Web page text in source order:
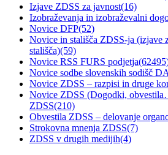
Izjave ZDSS za javnost(16)
Izobraževanja in izobraževalni
Novice DFP(52)
Novice in stališča ZDSS-ja (izjave
stališča)(59)
Novice RSS FURS podjetja
Novice sodbe slovenskih sodišč
Novice ZDSS – razpisi in druge
Novice ZDSS (Dogodki,
ZDSS(210)
Obvestila ZDSS – delovanje
Strokovna mnenja ZDSS(7)
ZDSS v drugih medijih(4)